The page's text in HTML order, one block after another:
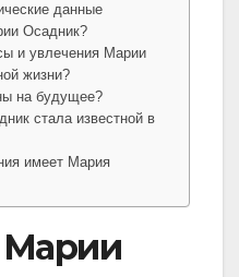
данные
Осадник?
и увлечения Марии
жизни?
на будущее?
стала известной в
имеет Мария
Марии